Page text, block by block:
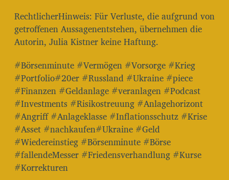
RechtlicherHinweis: Für Verluste, die aufgrund von
getroffenen Aussagenentstehen, übernehmen die
Autorin, Julia Kistner keine Haftung.
#Börsenminute #Vermögen #Vorsorge #Krieg
#Portfolio#20er #Russland #Ukraine #piece
#Finanzen #Geldanlage #veranlagen #Podcast
#Investments #Risikostreuung #Anlagehorizont
#Angriff #Anlageklasse #Inflationsschutz #Krise
#Asset #nachkaufen#Ukraine #Geld
#Wiedereinstieg #Börsenminute #Börse
#fallendeMesser #Friedensverhandlung #Kurse
#Korrekturen